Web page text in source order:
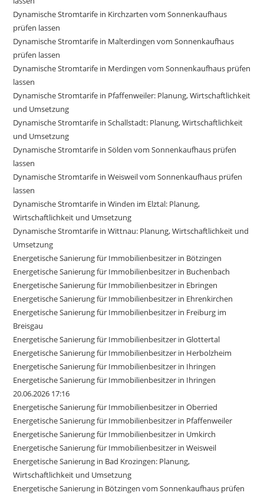
Dynamische Stromtarife in Kirchzarten vom Sonnenkaufhaus
prüfen lassen
Dynamische Stromtarife in Malterdingen vom Sonnenkaufhaus
prüfen lassen
Dynamische Stromtarife in Merdingen vom Sonnenkaufhaus prüfen
lassen
Dynamische Stromtarife in Pfaffenweiler: Planung, Wirtschaftlichkeit
und Umsetzung
Dynamische Stromtarife in Schallstadt: Planung, Wirtschaftlichkeit
und Umsetzung
Dynamische Stromtarife in Sölden vom Sonnenkaufhaus prüfen
lassen
Dynamische Stromtarife in Weisweil vom Sonnenkaufhaus prüfen
lassen
Dynamische Stromtarife in Winden im Elztal: Planung,
Wirtschaftlichkeit und Umsetzung
Dynamische Stromtarife in Wittnau: Planung, Wirtschaftlichkeit und
Umsetzung
Energetische Sanierung für Immobilienbesitzer in Bötzingen
Energetische Sanierung für Immobilienbesitzer in Buchenbach
Energetische Sanierung für Immobilienbesitzer in Ebringen
Energetische Sanierung für Immobilienbesitzer in Ehrenkirchen
Energetische Sanierung für Immobilienbesitzer in Freiburg im
Breisgau
Energetische Sanierung für Immobilienbesitzer in Glottertal
Energetische Sanierung für Immobilienbesitzer in Herbolzheim
Energetische Sanierung für Immobilienbesitzer in Ihringen
Energetische Sanierung für Immobilienbesitzer in Ihringen
20.06.2026 17:16
Energetische Sanierung für Immobilienbesitzer in Oberried
Energetische Sanierung für Immobilienbesitzer in Pfaffenweiler
Energetische Sanierung für Immobilienbesitzer in Umkirch
Energetische Sanierung für Immobilienbesitzer in Weisweil
Energetische Sanierung in Bad Krozingen: Planung,
Wirtschaftlichkeit und Umsetzung
Energetische Sanierung in Bötzingen vom Sonnenkaufhaus prüfen